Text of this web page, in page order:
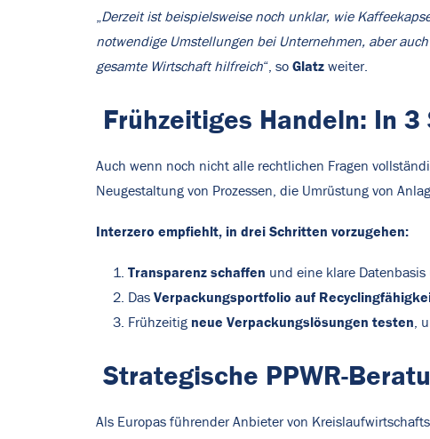
Derzeit ist beispielsweise noch unklar, wie
notwendige Umstellungen bei Unternehmen, aber
gesamte Wirtschaft hilfreich“, so Glatz weiter.
Frühzeitiges Handeln: In
Auch wenn noch nicht alle rechtlichen Fragen
Neugestaltung von Prozessen, die Umrüstung von
Interzero empfiehlt, in drei Schritten vorzugehen:
Transparenz schaffen und eine klare
Das Verpackungsportfolio auf
Frühzeitig neue Verpackungslösungen testen ,
Strategische PPWR-
Als Europas führender Anbieter von